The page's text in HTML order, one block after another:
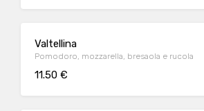
Valtellina
Pomodoro, mozzarella, bresaola e rucola
11.50 €